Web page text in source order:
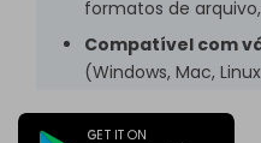
formatos de
Compatível com
(Windows, Mac,